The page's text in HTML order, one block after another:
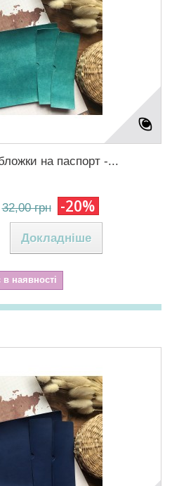
на паспорт -...
32,00 грн -20%
Докладніше
в наявності